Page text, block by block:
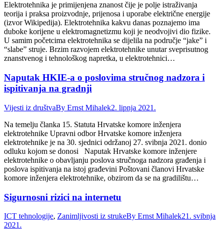
Elektrotehnika je primijenjena znanost čije je polje istraživanja
teorija i praksa proizvodnje, prijenosa i uporabe električne energije
(izvor Wikipedija). Elektrotehnika kakvu danas poznajemo ima
duboke korijene u elektromagnetizmu koji je neodvojivi dio fizike.
U samim početcima elektrotehnika se dijelila na područje “jake” i
“slabe” struje. Brzim razvojem elektrotehnike unutar sveprisutnog
znanstvenog i tehnološkog napretka, u elektrotehnici…
Naputak HKIE-a o poslovima stručnog nadzora i
ispitivanja na gradnji
Vijesti iz društvaBy Ernst Mihalek2. lipnja 2021.
Na temelju članka 15. Statuta Hrvatske komore inženjera
elektrotehnike Upravni odbor Hrvatske komore inženjera
elektrotehnike je na 30. sjednici održanoj 27. svibnja 2021. donio
odluku kojom se donosi Naputak Hrvatske komore inženjere
elektrotehnike o obavljanju poslova stručnoga nadzora građenja i
poslova ispitivanja na istoj građevini Poštovani članovi Hrvatske
komore inženjera elektrotehnike, obzirom da se na gradilištu…
Sigurnosni rizici na internetu
ICT tehnologije, Zanimljivosti iz strukeBy Ernst Mihalek21. svibnja
2021.